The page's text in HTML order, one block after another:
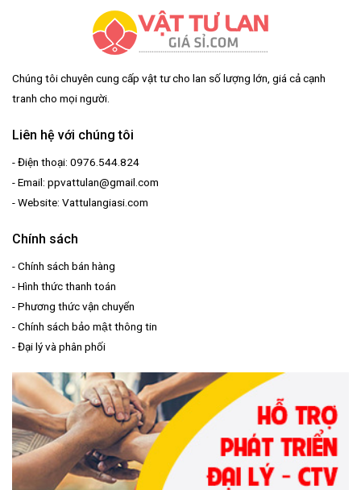
Chúng tôi chuyên cung cấp vật tư cho lan số lượng lớn, giá cả cạnh
tranh cho mọi người.
Liên hệ với chúng tôi
- Điện thoại: 0976.544.824
- Email: ppvattulan@gmail.com
- Website: Vattulangiasi.com
Chính sách
-Chính sách bán hàng
-Hình thức thanh toán
-Phương thức vận chuyển
-Chính sách bảo mật thông tin
-Đại lý và phân phối